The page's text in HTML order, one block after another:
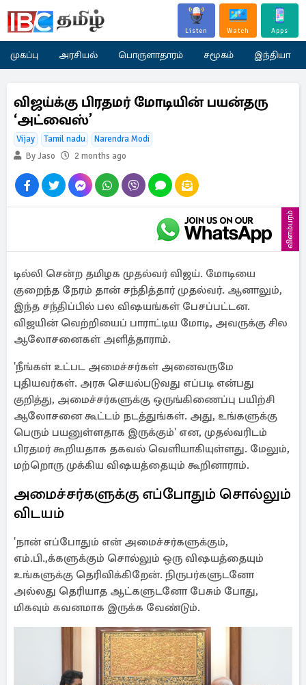
Listen Watch Apps
முகப்பு அரசியல் பொருளாதாரம் சமூகம் இந்தியா
விஜய்க்கு பிரதமர் மோடியின் பயன்தரு
‘அட்வைஸ்’
Vijay Tamil nadu
Narendra Modi
By Jaso
2 months ago
விளம்பரம்
டில்லி சென்ற தமிழக முதல்வர் விஜய். மோடியை
குறைந்த நேரம் தான் சந்தித்தார் முதல்வர். ஆனாலும்,
இந்த சந்திப்பில் பல விஷயங்கள் பேசப்பட்டன.
விஜயின் வெற்றியைப் பாராட்டிய மோடி, அவருக்கு சில
ஆலோசனைகள் அளித்தாராம்.
'நீங்கள் உட்பட அமைச்சர்கள் அனைவருமே
புதியவர்கள். அரசு செயல்படுவது எப்படி என்பது
குறித்து, அமைச்சர்களுக்கு ஒருங்கிணைப்பு பயிற்சி
ஆலோசனை கூட்டம் நடத்துங்கள். அது, உங்களுக்கு
பெரும் பயனுள்ளதாக இருக்கும்' என, முதல்வரிடம்
பிரதமர் கூறியதாக தகவல் வெளியாகியுள்ளது. மேலும்,
மற்றொரு முக்கிய விஷயத்தையும் கூறினாராம்.
அமைச்சர்களுக்கு எப்போதும் சொல்லும்
விடயம்
'நான் எப்போதும் என் அமைச்சர்களுக்கும்,
எம்.பி.,க்களுக்கும் சொல்லும் ஒரு விஷயத்தையும்
உங்களுக்கு தெரிவிக்கிறேன். நிருபர்களுடனோ
அல்லது தெரியாத ஆட்களுடனோ பேசும் போது,
மிகவும் கவனமாக இருக்க வேண்டும்.